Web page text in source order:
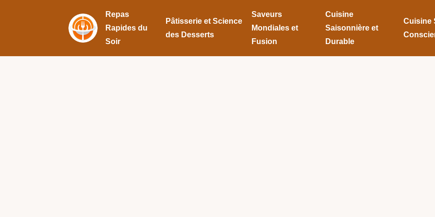
Repas
Rapides du
Soir
Pâtisserie et Science
des Desserts
Saveurs
Mondiales et
Fusion
Cuisine
Saisonnière et
Durable
Cuisine